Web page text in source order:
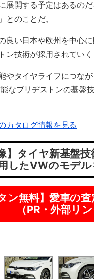
展開する予定はあるの
とのことだ。
い日本や欧州を中心
ン技術が採用されていく
やタイヤライフにつな
なブリヂストンの基盤
カタログ情報を見る
】タイヤ新基盤
したVWのモデル
ン無料】愛車の
（PR・外部リン